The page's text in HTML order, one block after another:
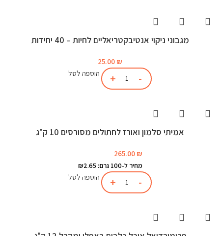
מגבוני ניקוי אנטיבקטריאליים לחיות – 40 יחידות
25.00 ₪
הוספה לסל
אמיתי סלמון ואורז לחתולים מסורסים 10 ק"ג
265.00 ₪
מחיר ל-100 גרם: ₪2.65
הוספה לסל